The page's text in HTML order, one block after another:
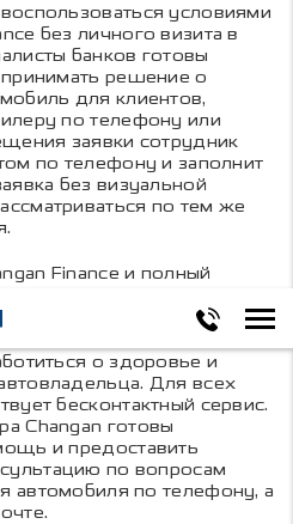
условиями
без личного визита в
банков готовы
принимать решение о
для клиентов,
по телефону или
заявки сотрудник
по телефону и заполнит
без визуальной
по тем же
Finance и полный
представлен на
о здоровье и
Для всех
бесконтактный сервис.
Changan готовы
и предоставить
по вопросам
автомобиля по телефону, а